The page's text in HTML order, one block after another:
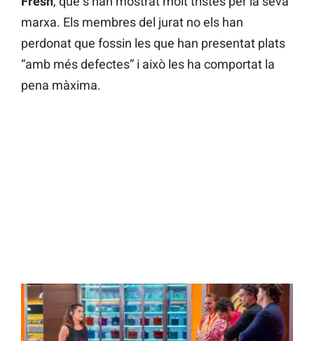
marxa. Els membres del jurat no els han
perdonat que fossin les que han presentat plats
“amb més defectes” i això les ha comportat la
pena màxima.